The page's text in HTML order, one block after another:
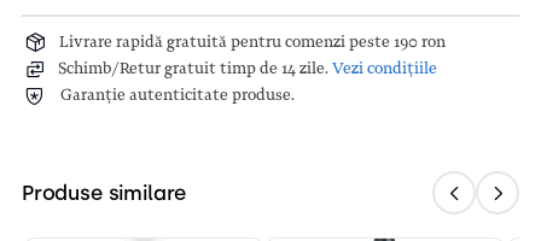
Livrare rapidă gratuită pentru comenzi peste 190 ron
Schimb/Retur gratuit timp de 14 zile. Vezi condițiile
Garanție autenticitate produse.
Produse similare